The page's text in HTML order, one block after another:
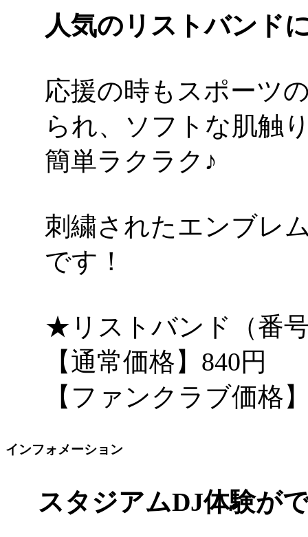
人気のリストバンド
応援の時もスポーツ
られ、ソフトな肌触
簡単ラクラク♪
刺繍されたエンブレ
です！
★リストバンド（番
【通常価格】840円
【ファンクラブ価格
インフォメーション
スタジアムDJ体験が